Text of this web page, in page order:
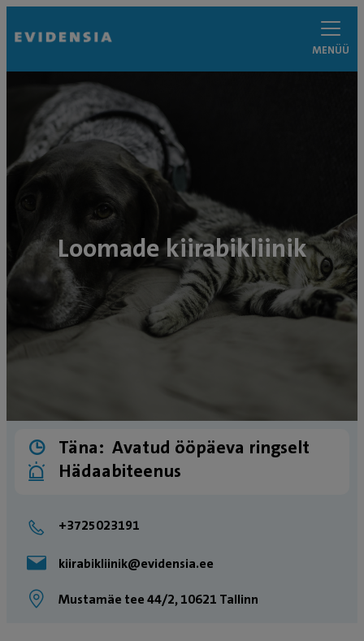
MENÜÜ
Loomade kiirabikliinik
Täna: Avatud ööpäeva ringselt
Hädaabiteenus
+3725023191
kiirabikliinik@evidensia.ee
Mustamäe tee 44/2, 10621 Tallinn